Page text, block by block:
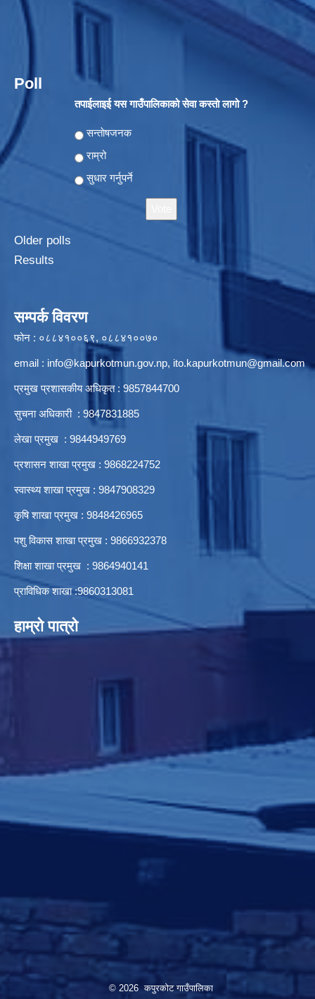
Poll
तपाईलाइई यस गाउँपालिकाको सेवा कस्ताे लागो ?
Choices
सन्ताेषजनक
राम्रो
सुधार गर्नुपर्ने
Older polls
Results
सम्पर्क विवरण
फोन : ०८८४१००६९, ०८८४१००७०
email : info@kapurkotmun.gov.np, ito.kapurkotmun@gmail.com
प्रमुख प्रशासकीय अधिकृत : 9857844700
सुचना अधिकारी : 9847831885
लेखा प्रमुख : 9844949769
प्रशासन शाखा प्रमुख : 9868224752
स्वास्थ्य शाखा प्रमुख : 9847908329
कृषि शाखा प्रमुख : 9848426965
पशु विकास शाखा प्रमुख : 9866932378
शिक्षा शाखा प्रमुख : 9864940141
प्राविधिक शाखा :9860313081
हाम्रो पात्रो
© 2026 कपुरकोट गाउँपालिका